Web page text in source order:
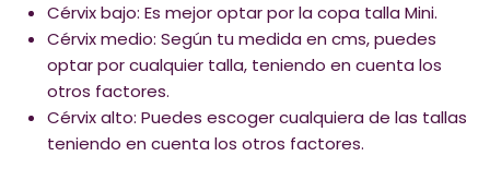
Cérvix bajo: Es mejor optar por la copa talla Mini.
Cérvix medio: Según tu medida en cms, puedes
optar por cualquier talla, teniendo en cuenta los
otros factores.
Cérvix alto: Puedes escoger cualquiera de las tallas
teniendo en cuenta los otros factores.